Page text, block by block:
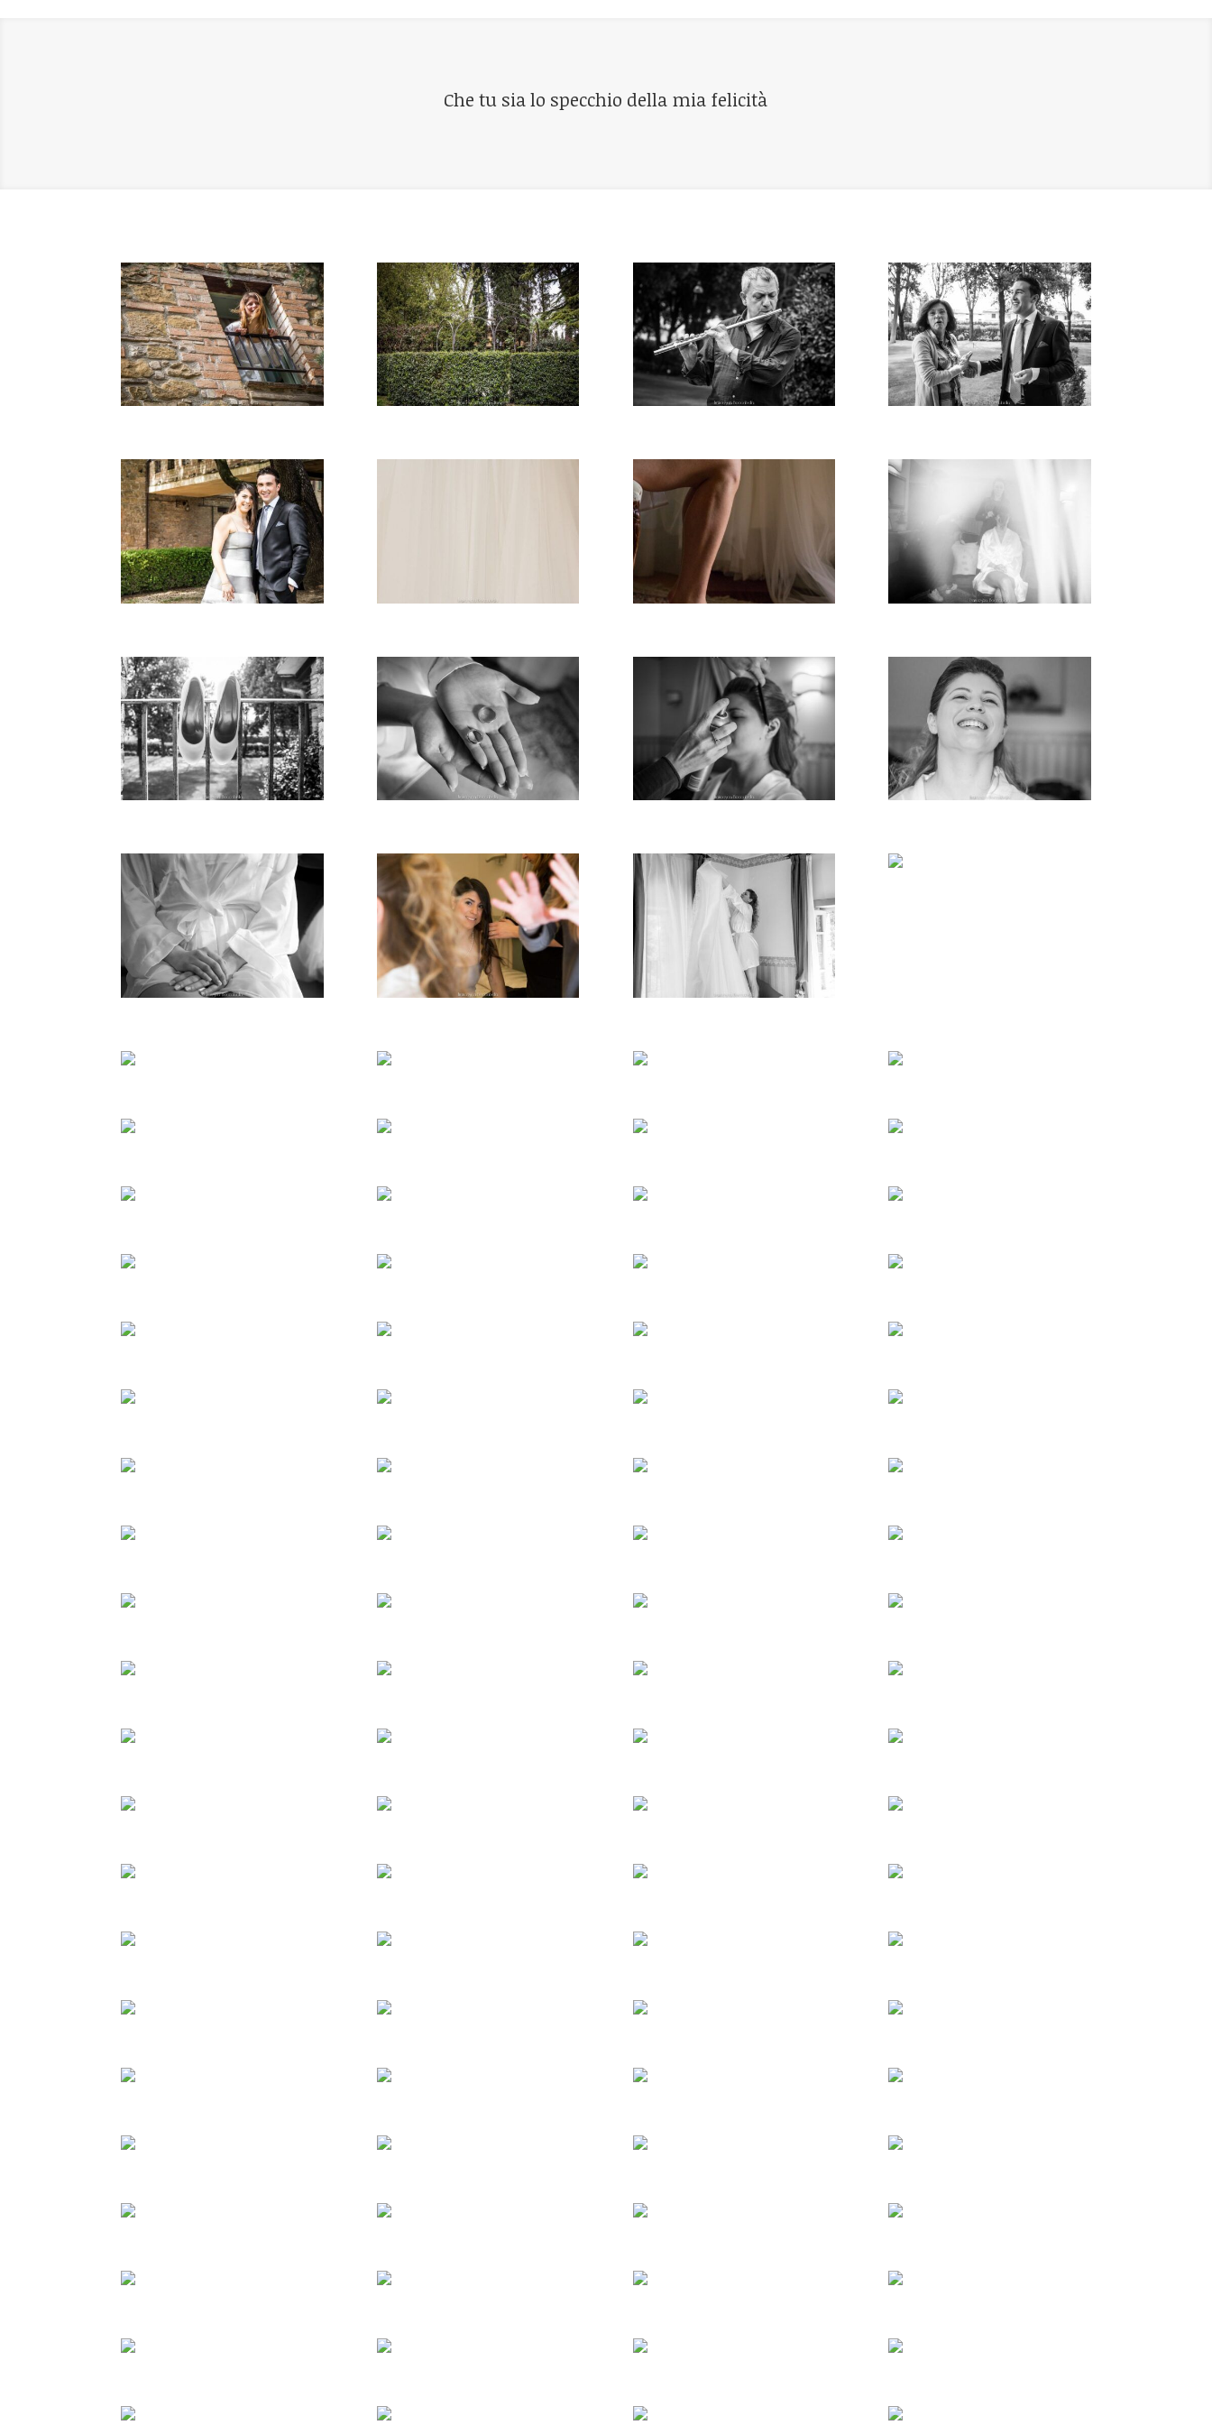
Che tu sia lo specchio della mia felicità